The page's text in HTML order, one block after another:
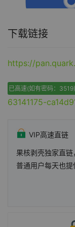
下载链接
https://
已高速(如有密码：3519)
63141175-
VIP高速直链
果核剥壳独家直
普通用户每天也